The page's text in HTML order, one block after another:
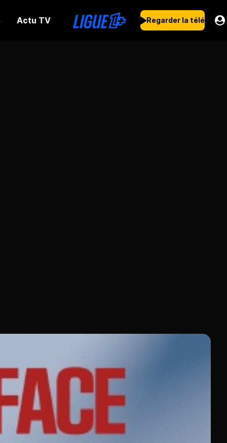
Actu TV Regarder la télé